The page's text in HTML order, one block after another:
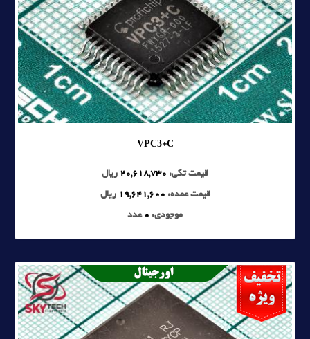
VPC3+C
قیمت تکی: 20,618,730 ریال
قیمت عمده: 19,641,600 ریال
موجودی: 0 عدد